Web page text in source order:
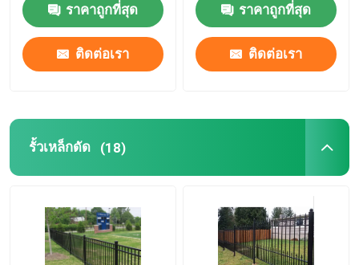
ราคาถูกที่สุด
ติดต่อเรา
ราคาถูกที่สุด
ติดต่อเรา
รั้วเหล็กดัด (18)